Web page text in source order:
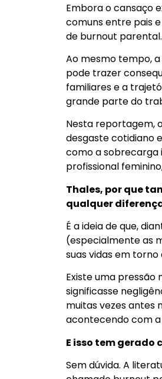
Embora o cansaço
comuns entre pais
de burnout parental.
Ao mesmo tempo,
pode trazer
familiares e a
grande parte do
Nesta reportagem,
desgaste cotidiano
como a sobrecarga
profissional
Thales, por que
qualquer
É a ideia de que,
(especialmente as
suas vidas em
Existe uma pressão
significasse
muitas vezes antes
acontecendo com
E isso tem
Sem dúvida. A